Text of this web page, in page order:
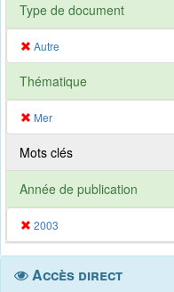
Type de document
Autre
Thématique
Mer
Mots clés
Année de publication
2003
Accès direct